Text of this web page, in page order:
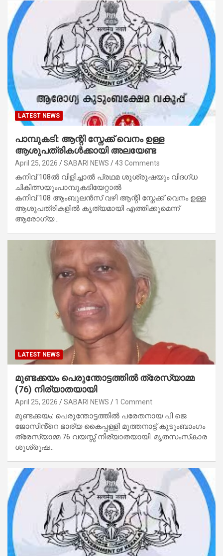
LATEST NEWS
പാമ്പുകടി: ആന്റി സ്നേക്ക് വെനം ഉള്ള
ആശുപത്രികൾക്കായി അലയേണ്ട
April 25, 2026 SABARI NEWS 43 Comments
കനിവ് 108ൽ വിളിച്ചാൽ പ്രഥമ ശുശ്രൂഷയും വിദഗ്ധ
ചികിത്സയുംപാമ്പുകടിയേറ്റാൽ
കനിവ് 108 ആംബുലൻസ് വഴി ആന്റി സ്നേക്ക് വെനം ഉള്ള
ആശുപത്രികളിൽ കൃത്യമായി എത്തിക്കുമെന്ന്
ആരോഗ്യ…
LATEST NEWS
മുണ്ടക്കയം പെരുന്തോട്ടത്തിൽ ത്രേസ്യാമ്മ
(76) നിര്യാതയായി
April 25, 2026 SABARI NEWS 1 Comment
മുണ്ടക്കയം: പെരുന്തോട്ടത്തിൽ പരേതനായ പി ജെ
ജോസിൻ്റെ ഭാര്യ കൈപ്പള്ളി മുത്തനാട്ട് കുടുംബാംഗം
ത്രേസ്യാമ്മ 76 വയസ്സ് നിര്യാതയായി. മൃതസംസ്‌കാര
ശുശ്രൂഷ…